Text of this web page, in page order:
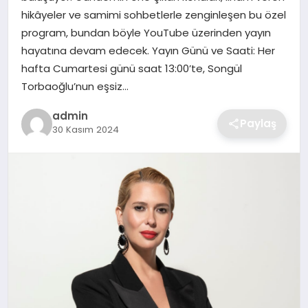
SIYASET
SPOR
TEKNOLOJI
YAŞAM
hikâyeler ve samimi sohbetlerle zenginleşen bu özel
program, bundan böyle YouTube üzerinden yayın
hayatına devam edecek. Yayın Günü ve Saati: Her
hafta Cumartesi günü saat 13:00’te, Songül
Torbaoğlu’nun eşsiz…
admin
30 Kasım 2024 Paylaş